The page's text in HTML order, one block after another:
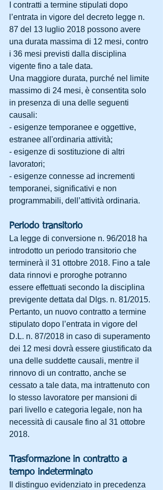
I contratti a termine stipulati dopo
l’entrata in vigore del decreto legge n.
87 del 13 luglio 2018 possono avere
una durata massima di 12 mesi, contro
i 36 mesi previsti dalla disciplina
vigente fino a tale data.
Una maggiore durata, purché nel limite
massimo di 24 mesi, è consentita solo
in presenza di una delle seguenti
causali:
- esigenze temporanee e oggettive,
estranee all'ordinaria attività;
- esigenze di sostituzione di altri
lavoratori;
- esigenze connesse ad incrementi
temporanei, significativi e non
programmabili, dell’attività ordinaria.
Periodo transitorio
La legge di conversione n. 96/2018 ha
introdotto un periodo transitorio che
terminerà il 31 ottobre 2018. Fino a tale
data rinnovi e proroghe potranno
essere effettuati secondo la disciplina
previgente dettata dal Dlgs. n. 81/2015.
Pertanto, un nuovo contratto a termine
stipulato dopo l’entrata in vigore del
D.L. n. 87/2018 in caso di superamento
dei 12 mesi dovrà essere giustificato da
una delle suddette causali, mentre il
rinnovo di un contratto, anche se
cessato a tale data, ma intrattenuto con
lo stesso lavoratore per mansioni di
pari livello e categoria legale, non ha
necessità di causale fino al 31 ottobre
2018.
Trasformazione in contratto a
tempo indeterminato
Il distinguo evidenziato in precedenza